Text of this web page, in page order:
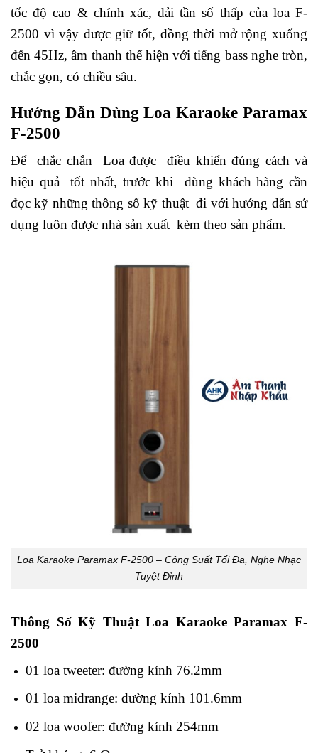
tốc độ cao & chính xác, dải tần số thấp của loa F-
2500 vì vậy được giữ tốt, đồng thời mở rộng xuống
đến 45Hz, âm thanh thể hiện với tiếng bass nghe tròn,
chắc gọn, có chiều sâu.
Hướng Dẫn Dùng Loa Karaoke Paramax
F-2500
Để chắc chắn Loa được điều khiển đúng cách và
hiệu quả tốt nhất, trước khi dùng khách hàng cần
đọc kỹ những thông số kỹ thuật đi với hướng dẫn sử
dụng luôn được nhà sản xuất kèm theo sản phẩm.
Loa Karaoke Paramax F-2500 – Công Suất Tối Đa, Nghe Nhạc
Tuyệt Đỉnh
Thông Số Kỹ Thuật Loa Karaoke Paramax F-
2500
01 loa tweeter: đường kính 76.2mm
01 loa midrange: đường kính 101.6mm
02 loa woofer: đường kính 254mm